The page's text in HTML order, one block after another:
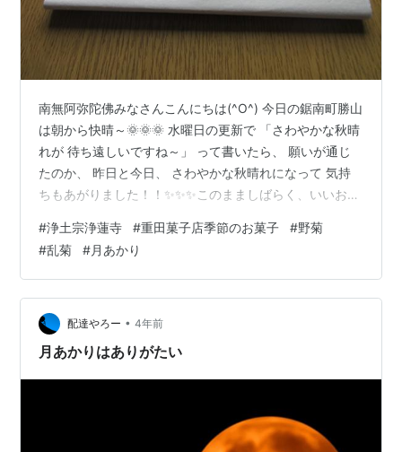
南無阿弥陀佛みなさんこんにちは(^O^) 今日の鋸南町勝山
は朝から快晴～🌞🌞🌞 水曜日の更新で 「さわやかな秋晴
れが 待ち遠しいですね～」 って書いたら、 願いが通じ
たのか、 昨日と今日、 さわやかな秋晴れになって 気持
ちもあがりました！！✨✨✨このまましばらく、いいお天
田菓子店 季節のお菓子」 その㉛をお届けします(*^^*) 今
日も2品のお菓子をご紹介😊 一品目は 「野菊」でござい
ます🙇‍♂️ 「野菊」 秋も一日一日深まって、 「菊」の季節
になりましたね～ 重田さんのお菓子も、 昨年の10月は
「乱菊」という やはり「菊」をかたど…
#浄土宗浄蓮寺 #重田菓子店季節のお菓子 #野菊
#乱菊 #月あかり
配達やろー • 4年前
月あかりはありがたい